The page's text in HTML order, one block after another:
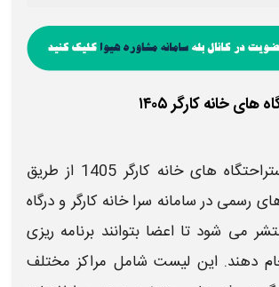
خانه کارگر ۱۴۰۵
هایخانه کارگر
1405 از طریق
رسمی درسامانه سرا خانه کارگر و درگاه
می شود تا اعضا بتوانند برنامه ریزی
دهند. این لیست شامل مراکز مختلف